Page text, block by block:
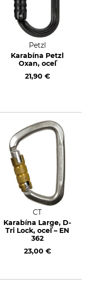
Petzl
Karabína Petzl
Oxan, oceľ
21,90 €
CT
Karabína Large, D-
Tri Lock, oceľ – EN
362
23,00 €